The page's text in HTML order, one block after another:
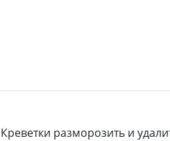
Креветки разморозить и